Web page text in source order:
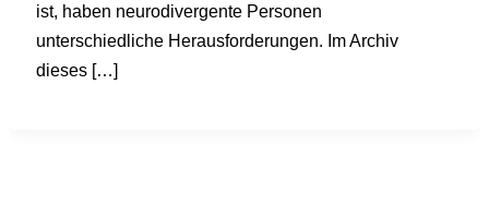
ist, haben neurodivergente Personen
unterschiedliche Herausforderungen. Im Archiv
dieses […]